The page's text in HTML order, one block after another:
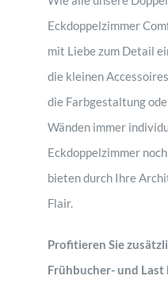
Eckdoppelzimmer
mit Liebe zum Detail
die kleinen
die Farbgestaltung
Wänden immer
Eckdoppelzimmer
bieten durch Ihre
Flair.
Profitieren Sie
Frühbucher- und